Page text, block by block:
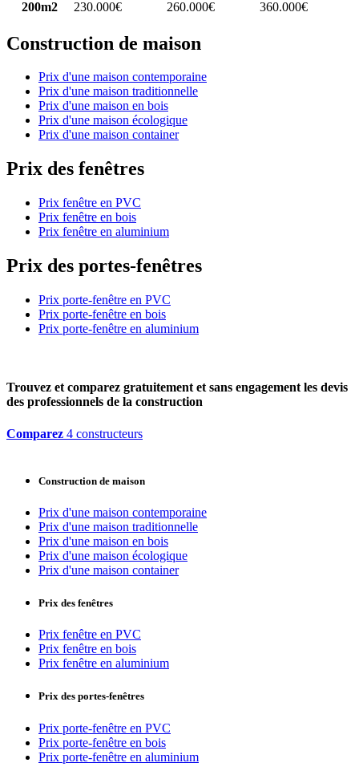
200m2
230.000€ 260.000€ 360.000€
Construction de maison
Prix d'une maison contemporaine
Prix d'une maison traditionnelle
Prix d'une maison en bois
Prix d'une maison écologique
Prix d'une maison container
Prix des fenêtres
Prix fenêtre en PVC
Prix fenêtre en bois
Prix fenêtre en aluminium
Prix des portes-fenêtres
Prix porte-fenêtre en PVC
Prix porte-fenêtre en bois
Prix porte-fenêtre en aluminium
Trouvez et comparez gratuitement et sans engagement les devis
des professionnels de la construction
Comparez 4 constructeurs
Construction de maison
Prix d'une maison contemporaine
Prix d'une maison traditionnelle
Prix d'une maison en bois
Prix d'une maison écologique
Prix d'une maison container
Prix des fenêtres
Prix fenêtre en PVC
Prix fenêtre en bois
Prix fenêtre en aluminium
Prix des portes-fenêtres
Prix porte-fenêtre en PVC
Prix porte-fenêtre en bois
Prix porte-fenêtre en aluminium